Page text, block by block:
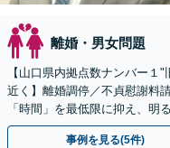
離婚・男女問題
【山口県内拠点数ナンバー１
近く】離婚調停／不貞慰謝料
「時間」を最低限に抑え、明
あるという方でも、一度ご相
事例を見る(5件)